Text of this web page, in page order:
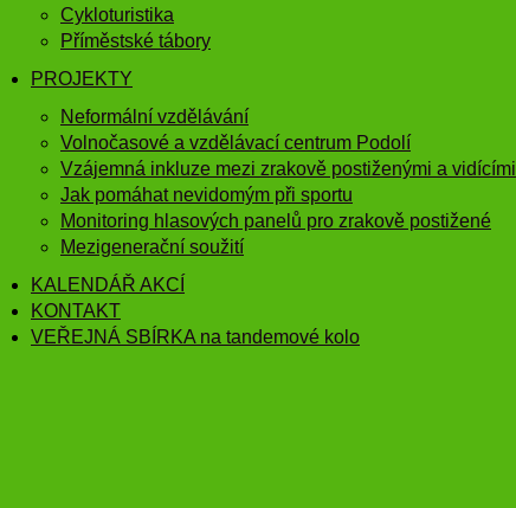
Cykloturistika
Příměstské tábory
PROJEKTY
Neformální vzdělávání
Volnočasové a vzdělávací centrum Podolí
Vzájemná inkluze mezi zrakově postiženými a vidícími
Jak pomáhat nevidomým při sportu
Monitoring hlasových panelů pro zrakově postižené
Mezigenerační soužití
KALENDÁŘ AKCÍ
KONTAKT
VEŘEJNÁ SBÍRKA na tandemové kolo